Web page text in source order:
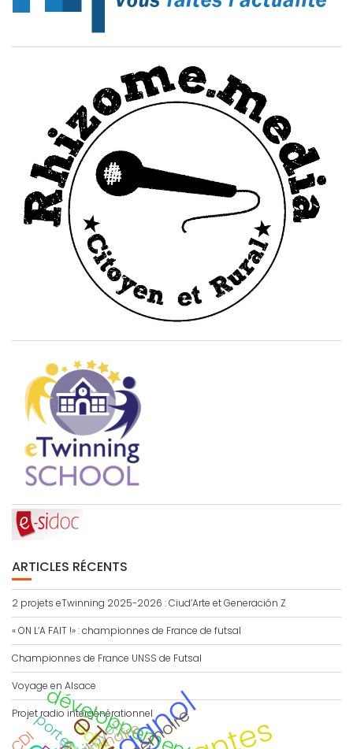
ARTICLES RÉCENTS
2 projets eTwinning 2025-2026 : Ciud’Arte et Generación Z
« ON L’A FAIT !» : championnes de France de futsal
Championnes de France UNSS de Futsal
Voyage en Alsace
Projet radio intergénérationnel
CDI